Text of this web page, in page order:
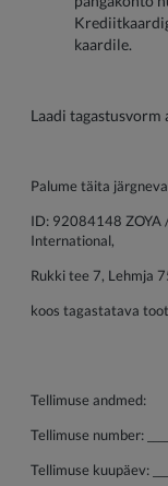
kaardile.
Laadi tagastusvorm
Palume täita
ID: 92084148 ZOYA
International,
Rukki tee 7, Lehmja
koos tagastatava
Tellimuse andmed:
Tellimuse number:
Tellimuse kuupäev: